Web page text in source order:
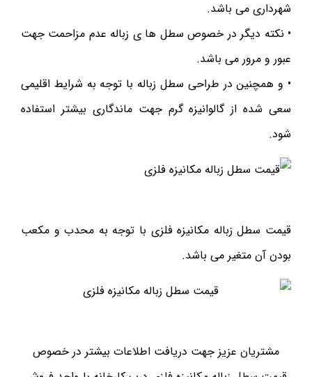
شهرداری می باشد.
• نکته دیگر در خصوص سطل ها ی زباله عدم مزاحمت جهت
عبور و مرور می باشد.
• و همچنین در طراحی سطل زباله با توجه به شرایط اقلیمی
سعی شده از گالوانیزه گرم جهت ماندگاری بیشتر استفاده
شود.
قیمت سطل زباله مکانیزه فلزی با توجه به محدب و مکعب
بودن آن متغیر می باشد.
مشتریان عزیز جهت دریافت اطلاعات بیشتر در خصوص